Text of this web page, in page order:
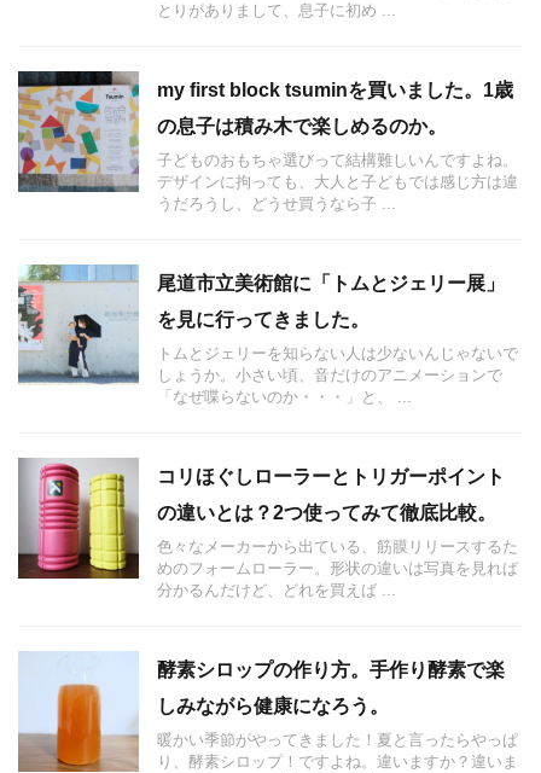
とりがありまして、息子に初め ...
my first block tsuminを買いました。1歳
の息子は積み木で楽しめるのか。
子どものおもちゃ選びって結構難しいんですよね。
デザインに拘っても、大人と子どもでは感じ方は違
うだろうし、どうせ買うなら子 ...
尾道市立美術館に「トムとジェリー展」
を見に行ってきました。
トムとジェリーを知らない人は少ないんじゃないで
しょうか。小さい頃、音だけのアニメーションで
「なぜ喋らないのか・・・」と、 ...
コリほぐしローラーとトリガーポイント
の違いとは？2つ使ってみて徹底比較。
色々なメーカーから出ている、筋膜リリースするた
めのフォームローラー。形状の違いは写真を見れば
分かるんだけど、どれを買えば ...
酵素シロップの作り方。手作り酵素で楽
しみながら健康になろう。
暖かい季節がやってきました！夏と言ったらやっぱ
り、酵素シロップ！ですよね。違いますか？違いま